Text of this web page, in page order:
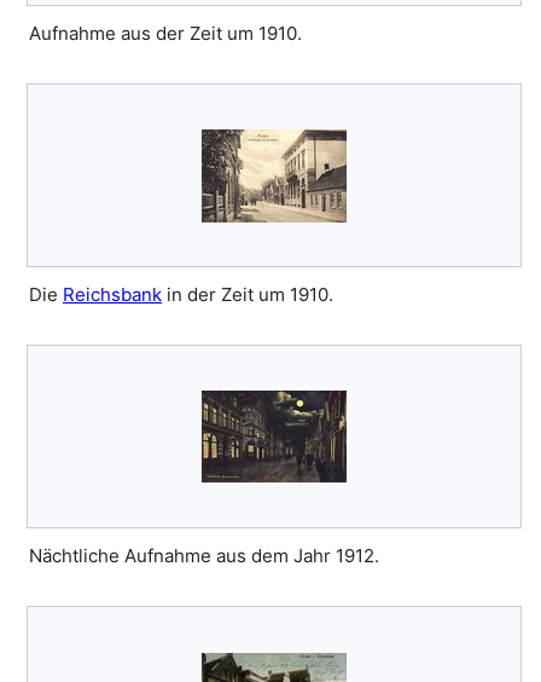
Aufnahme aus der Zeit um 1910.
Die Reichsbank in der Zeit um 1910.
Nächtliche Aufnahme aus dem Jahr 1912.